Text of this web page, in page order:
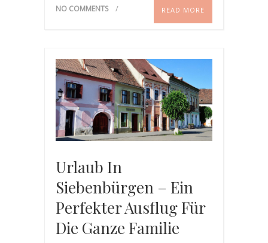
NO COMMENTS READ MORE
Urlaub In
Siebenbürgen – Ein
Perfekter Ausflug Für
Die Ganze Familie